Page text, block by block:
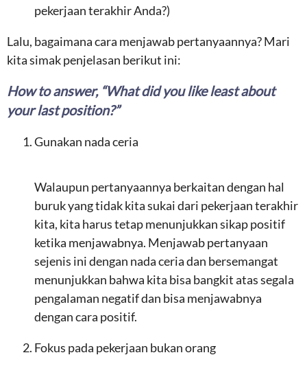
pekerjaan terakhir Anda?)
Lalu, bagaimana cara menjawab pertanyaannya? Mari
kita simak penjelasan berikut ini:
How to answer, “What did you like least about
your last position?”
Gunakan nada ceria
Walaupun pertanyaannya berkaitan dengan hal
buruk yang tidak kita sukai dari pekerjaan terakhir
kita, kita harus tetap menunjukkan sikap positif
ketika menjawabnya. Menjawab pertanyaan
sejenis ini dengan nada ceria dan bersemangat
menunjukkan bahwa kita bisa bangkit atas segala
pengalaman negatif dan bisa menjawabnya
dengan cara positif.
Fokus pada pekerjaan bukan orang